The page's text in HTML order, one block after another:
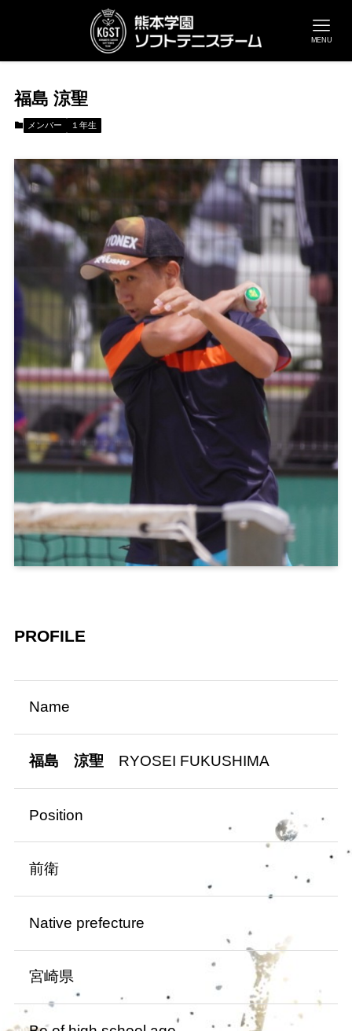
MENU
福島 涼聖
メンバー １年生
PROFILE
Name
福島 涼聖 RYOSEI FUKUSHIMA
Position
前衛
Native prefecture
宮崎県